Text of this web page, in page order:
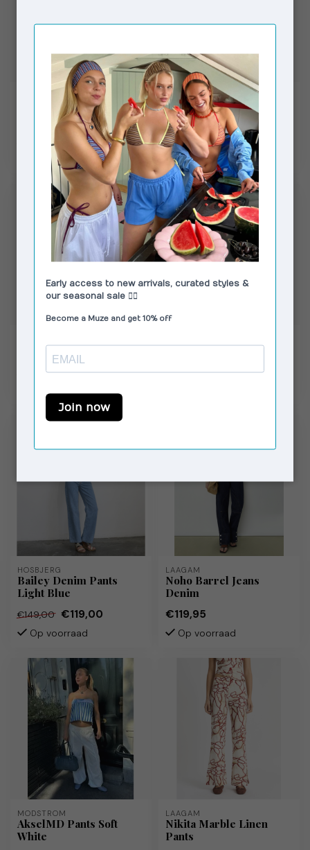
MODSTRÖM
IsoldeMD Jacquard
Pants Blue Stripe
€79,00
Op voorraad
NEVER FULLY DRESSED
Cotton Linen Demi
Trouser Brown
€119,00 €79,00
Op voorraad
Luna Pants Brown
€84,95 €59,00
Dallas Denim Pants Ecru
€119,95
HOSBJERG
Bailey Denim Pants
Light Blue
€149,00 €119,00
Op voorraad
LAAGAM
Noho Barrel Jeans
Denim
€119,95
Op voorraad
MODSTRÖM
AkselMD Pants Soft
White
LAAGAM
Nikita Marble Linen
Pants